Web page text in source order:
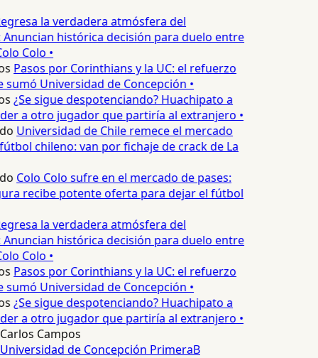
la verdadera atmósfera del
histórica decisión para duelo entre
Colo •
Pasos por Corinthians y la UC: el refuerzo
Universidad de Concepción •
¿Se sigue despotenciando? Huachipato a
a otro jugador que partiría al extranjero •
Universidad de Chile remece el mercado
chileno: van por fichaje de crack de La
Colo Colo sufre en el mercado de pases:
recibe potente oferta para dejar el fútbol
la verdadera atmósfera del
histórica decisión para duelo entre
Colo •
Pasos por Corinthians y la UC: el refuerzo
Universidad de Concepción •
¿Se sigue despotenciando? Huachipato a
a otro jugador que partiría al extranjero •
Carlos Campos
Universidad de Concepción PrimeraB